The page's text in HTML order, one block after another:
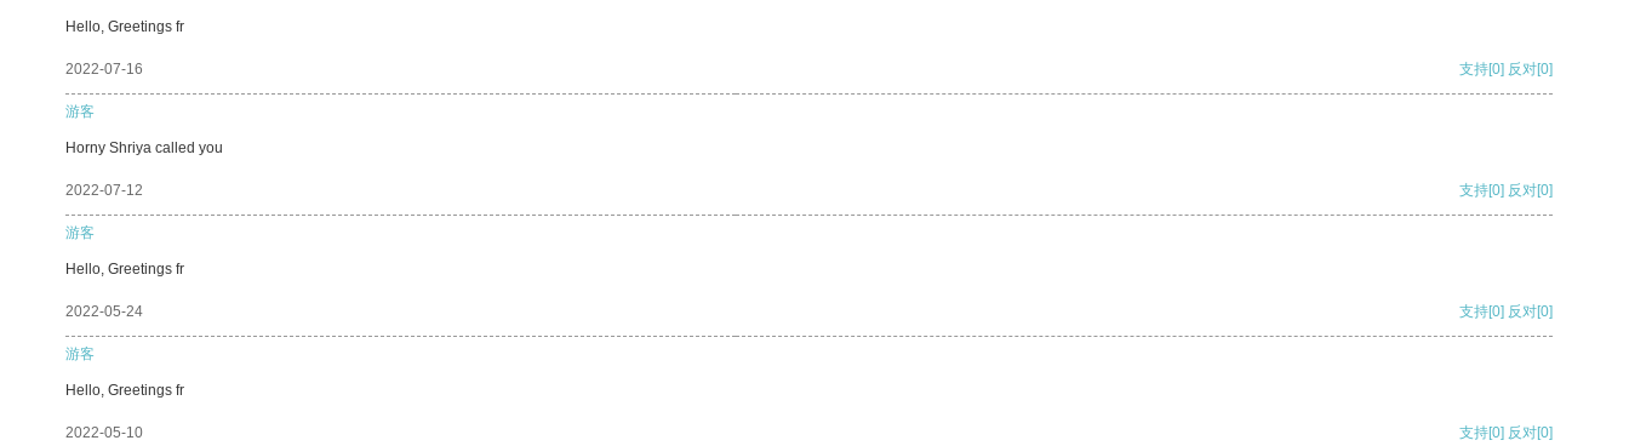
Hello, Greetings fr
2022-07-16 支持[0] 反对[0]
游客
Horny Shriya called you
2022-07-12 支持[0] 反对[0]
游客
Hello, Greetings fr
2022-05-24 支持[0] 反对[0]
游客
Hello, Greetings fr
2022-05-10 支持[0] 反对[0]